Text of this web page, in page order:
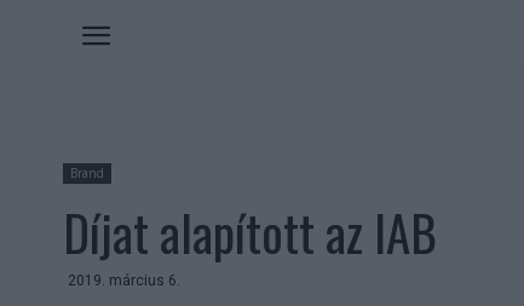
Brand
Díjat alapított az IAB
2019. március 6.